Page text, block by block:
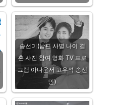
송선미(남편 사별 나이 결
혼 사진 참여 영화 TV 프로
그램 아나운서 고우석 송선
민)